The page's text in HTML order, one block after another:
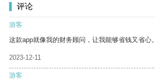
评论
游客
这款app就像我的财务顾问，让我能够省钱又省心。
2023-12-11
游客